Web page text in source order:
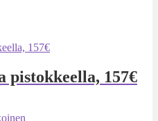
pistokkeella, 157€